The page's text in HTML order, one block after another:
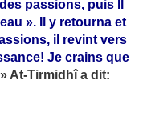
passions, puis Il
». Il y retourna et
il revint vers
Je crains que
» At-Tirmidhî a dit: